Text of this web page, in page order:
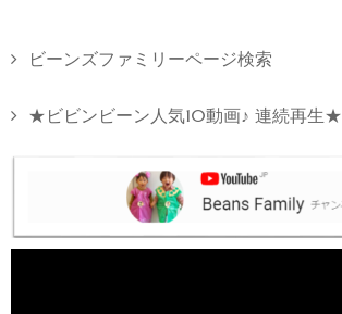
ビーンズファミリーページ検索
★ビビンビーン人気10動画♪ 連続再生★